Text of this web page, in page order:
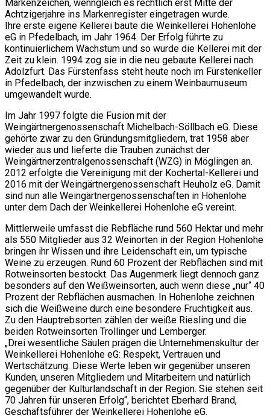
Markenzeichen, wenngleich es rechtlich erst Mitte der
Achtzigerjahre ins Markenregister eingetragen wurde.
Ihre erste eigene Kellerei baute die Weinkellerei Hohenlohe
eG in Pfedelbach, im Jahr 1964. Der Erfolg führte zu
kontinuierlichem Wachstum und so wurde die Kellerei mit der
Zeit zu klein. 1994 zog sie in die neu gebaute Kellerei nach
Adolzfurt. Das Fürstenfass steht heute noch im Fürstenkeller
in Pfedelbach, der inzwischen zu einem Weinbaumuseum
umgewandelt wurde.
Im Jahr 1997 folgte die Fusion mit der
Weingärtnergenossenschaft Michelbach-Söllbach eG. Diese
gehörte zwar zu den Gründungsmitgliedern, trat 1958 aber
wieder aus und lieferte die Trauben zunächst der
Weingärtnerzentralgenossenschaft (WZG) in Möglingen an.
2012 erfolgte die Vereinigung mit der Kochertal-Kellerei und
2016 mit der Weingärtnergenossenschaft Heuholz eG. Damit
sind nun alle Weingärtnergenossenschaften in Hohenlohe
unter dem Dach der Weinkellerei Hohenlohe eG vereint.
Mittlerweile umfasst die Rebfläche rund 560 Hektar und mehr
als 550 Mitglieder aus 32 Weinorten in der Region Hohenlohe
bringen ihr Wissen und ihre Leidenschaft ein, um typische
Weine zu erzeugen. Rund 60 Prozent der Rebflächen sind mit
Rotweinsorten bestockt. Das Augenmerk liegt dennoch ganz
besonders auf den Weißweinsorten, auch wenn diese „nur“ 40
Prozent der Rebflächen ausmachen. In Hohenlohe zeichnen
sich die Weißweine durch eine besondere Fruchtigkeit aus.
Zu den Hauptrebsorten zählen der weiße Riesling und die
beiden Rotweinsorten Trollinger und Lemberger.
„Drei wesentliche Säulen prägen die Unternehmenskultur der
Weinkellerei Hohenlohe eG: Respekt, Vertrauen und
Wertschätzung. Diese Werte leben wir gegenüber unseren
Kunden, unseren Mitgliedern und Mitarbeitern und natürlich
gegenüber der Kulturlandschaft in der Region. Sie stehen seit
70 Jahren für unseren Erfolg“, berichtet Eberhard Brand,
Geschäftsführer der Weinkellerei Hohenlohe eG.